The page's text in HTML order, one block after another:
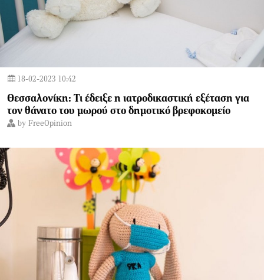
18-02-2023 10:42
Θεσσαλονίκη: Τι έδειξε η ιατροδικαστική εξέταση για
τον θάνατο του μωρού στο δημοτικό βρεφοκομείο
by FreeOpinion